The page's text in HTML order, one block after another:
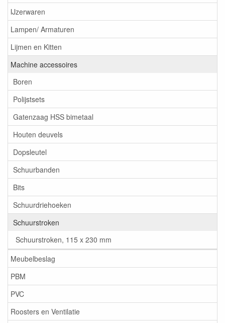
IJzerwaren
Lampen/ Armaturen
Lijmen en Kitten
Machine accessoires
Boren
Polijstsets
Gatenzaag HSS bimetaal
Houten deuvels
Dopsleutel
Schuurbanden
Bits
Schuurdriehoeken
Schuurstroken
Schuurstroken, 115 x 230 mm
Meubelbeslag
PBM
PVC
Roosters en Ventilatie